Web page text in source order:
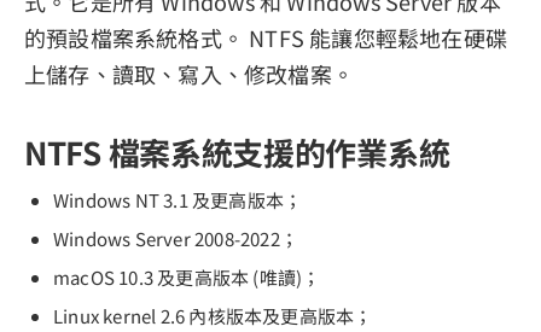
的預設檔案系統格式。 NTFS 能讓您輕鬆地在硬碟
上儲存、讀取、寫入、修改檔案。
NTFS 檔案系統支援的作業系統
Windows NT 3.1 及更高版本；
Windows Server 2008-2022；
macOS 10.3 及更高版本 (唯讀)；
Linux kernel 2.6 內核版本及更高版本；